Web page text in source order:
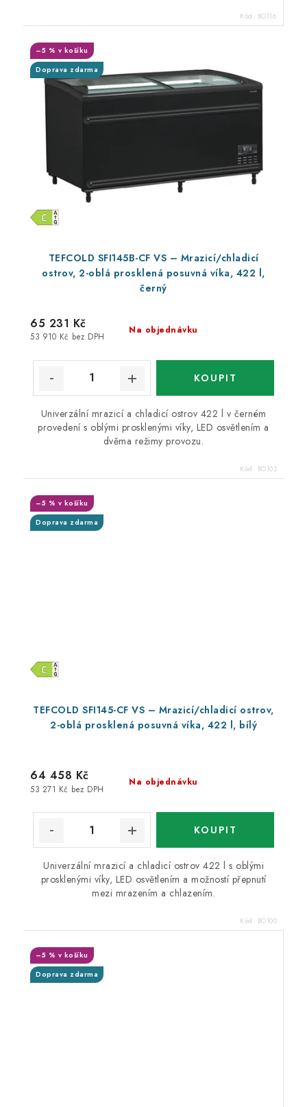
Kód: BO116
TEFCOLD SFI145B-CF VS – Mrazicí/chladicí
ostrov, 2-oblá prosklená posuvná víka, 422 l,
černý
Doprava zdarma
–5 % v košíku
Na objednávku
53 910 Kč bez DPH
65 231 Kč
Univerzální mrazicí a chladicí ostrov 422 l v černém
provedení s oblými prosklenými víky, LED osvětlením a
dvěma režimy provozu.
Kód: BO102
TEFCOLD SFI145-CF VS – Mrazicí/chladicí ostrov,
2-oblá prosklená posuvná víka, 422 l, bílý
Doprava zdarma
–5 % v košíku
Na objednávku
53 271 Kč bez DPH
64 458 Kč
Univerzální mrazicí a chladicí ostrov 422 l s oblými
prosklenými víky, LED osvětlením a možností přepnutí
mezi mrazením a chlazením.
Kód: BO100
Doprava zdarma
–5 % v košíku